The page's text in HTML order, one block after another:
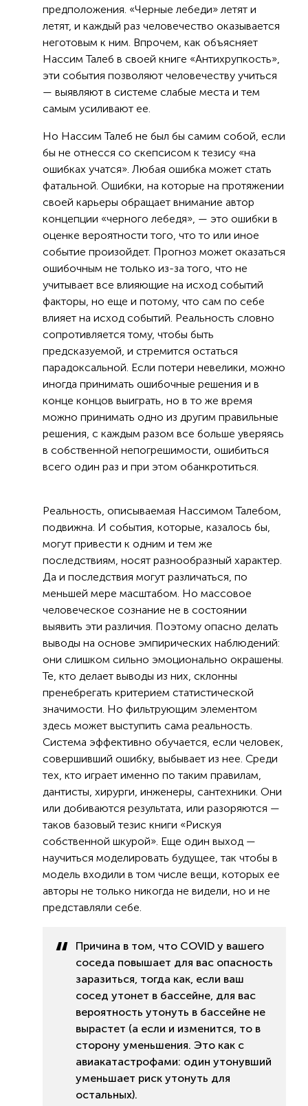
предположения. «Черные лебеди» летят и
летят, и каждый раз человечество оказывается
неготовым к ним. Впрочем, как объясняет
Нассим Талеб в своей книге «Антихрупкость»,
эти события позволяют человечеству учиться
— выявляют в системе слабые места и тем
самым усиливают ее.
Но Нассим Талеб не был бы самим собой, если
бы не отнесся со скепсисом к тезису «на
ошибках учатся». Любая ошибка может стать
фатальной. Ошибки, на которые на протяжении
своей карьеры обращает внимание автор
концепции «черного лебедя», — это ошибки в
оценке вероятности того, что то или иное
событие произойдет. Прогноз может оказаться
ошибочным не только из-за того, что не
учитывает все влияющие на исход событий
факторы, но еще и потому, что сам по себе
влияет на исход событий. Реальность словно
сопротивляется тому, чтобы быть
предсказуемой, и стремится остаться
парадоксальной. Если потери невелики, можно
иногда принимать ошибочные решения и в
конце концов выиграть, но в то же время
можно принимать одно из другим правильные
решения, с каждым разом все больше уверяясь
в собственной непогрешимости, ошибиться
всего один раз и при этом обанкротиться.
Реальность, описываемая Нассимом Талебом,
подвижна. И события, которые, казалось бы,
могут привести к одним и тем же
последствиям, носят разнообразный характер.
Да и последствия могут различаться, по
меньшей мере масштабом. Но массовое
человеческое сознание не в состоянии
выявить эти различия. Поэтому опасно делать
выводы на основе эмпирических наблюдений:
они слишком сильно эмоционально окрашены.
Те, кто делает выводы из них, склонны
пренебрегать критерием статистической
значимости. Но фильтрующим элементом
здесь может выступить сама реальность.
Система эффективно обучается, если человек,
совершивший ошибку, выбывает из нее. Среди
тех, кто играет именно по таким правилам,
дантисты, хирурги, инженеры, сантехники. Они
или добиваются результата, или разоряются —
таков базовый тезис книги «Рискуя
собственной шкурой». Еще один выход —
научиться моделировать будущее, так чтобы в
модель входили в том числе вещи, которых ее
авторы не только никогда не видели, но и не
представляли себе.
Причина в том, что COVID у вашего
соседа повышает для вас опасность
заразиться, тогда как, если ваш
сосед утонет в бассейне, для вас
вероятность утонуть в бассейне не
вырастет (а если и изменится, то в
сторону уменьшения. Это как с
авиакатастрофами: один утонувший
уменьшает риск утонуть для
остальных).